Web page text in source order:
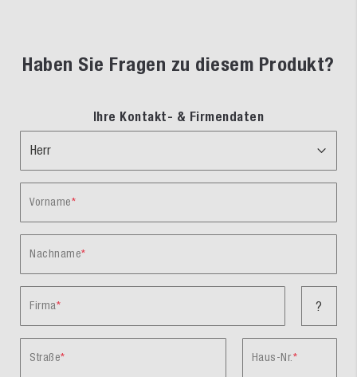
Haben Sie Fragen zu diesem Produkt?
Ihre Kontakt- & Firmendaten
Vorname
Nachname
Firma ?
Straße Haus-Nr.